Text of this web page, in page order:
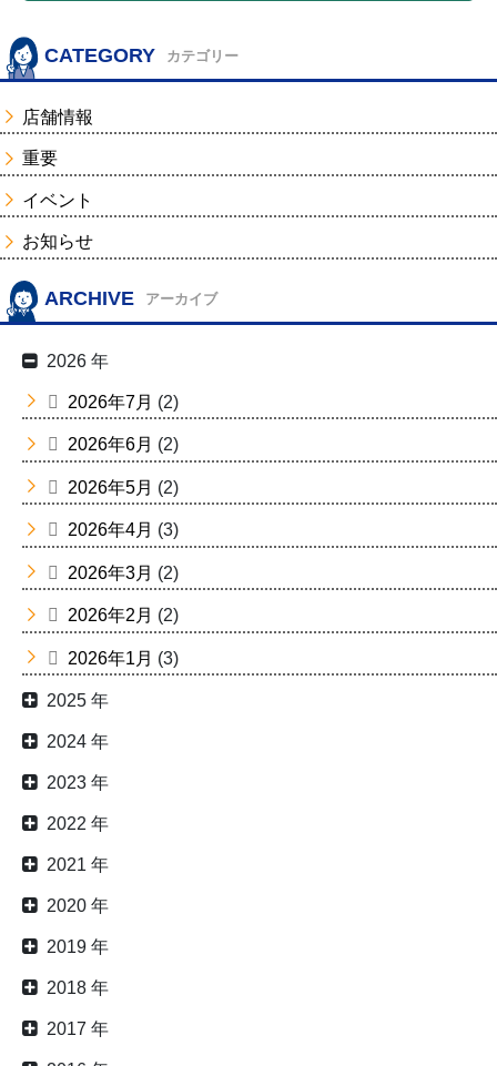
CATEGORY カテゴリー
店舗情報
重要
イベント
お知らせ
ARCHIVE アーカイブ
2026 年
2026年7月 (2)
2026年6月 (2)
2026年5月 (2)
2026年4月 (3)
2026年3月 (2)
2026年2月 (2)
2026年1月 (3)
2025 年
2024 年
2023 年
2022 年
2021 年
2020 年
2019 年
2018 年
2017 年